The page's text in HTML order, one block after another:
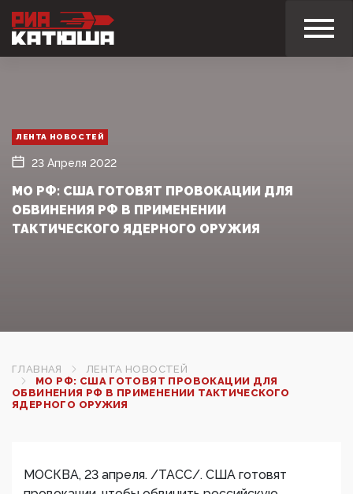
ЛЕНТА НОВОСТЕЙ
23 Апреля 2022
МО РФ: США ГОТОВЯТ ПРОВОКАЦИИ ДЛЯ
ОБВИНЕНИЯ РФ В ПРИМЕНЕНИИ
ТАКТИЧЕСКОГО ЯДЕРНОГО ОРУЖИЯ
ГЛАВНАЯ
ЛЕНТА НОВОСТЕЙ
МО РФ: США ГОТОВЯТ ПРОВОКАЦИИ ДЛЯ
ОБВИНЕНИЯ РФ В ПРИМЕНЕНИИ ТАКТИЧЕСКОГО
ЯДЕРНОГО ОРУЖИЯ
МОСКВА, 23 апреля. /ТАСС/. США готовят